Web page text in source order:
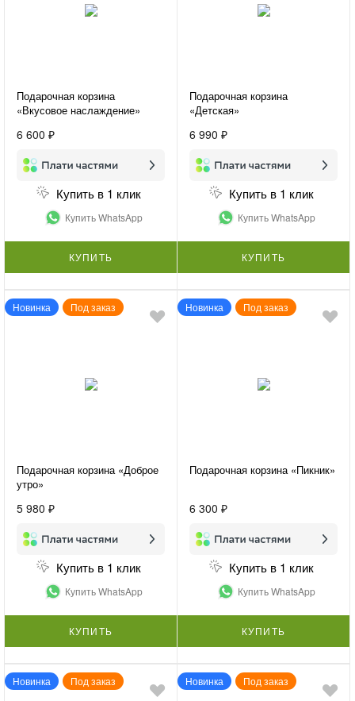
Подарочная корзина
«Вкусовое наслаждение»
6 600 ₽
Купить в 1 клик
Купить WhatsApp
КУПИТЬ
Подарочная корзина
«Детская»
6 990 ₽
Купить в 1 клик
Купить WhatsApp
КУПИТЬ
Новинка Под заказ
Подарочная корзина «Доброе
утро»
5 980 ₽
Купить в 1 клик
Купить WhatsApp
КУПИТЬ
Новинка Под заказ
Подарочная корзина «Пикник»
6 300 ₽
Купить в 1 клик
Купить WhatsApp
КУПИТЬ
Новинка Под заказ Новинка Под заказ